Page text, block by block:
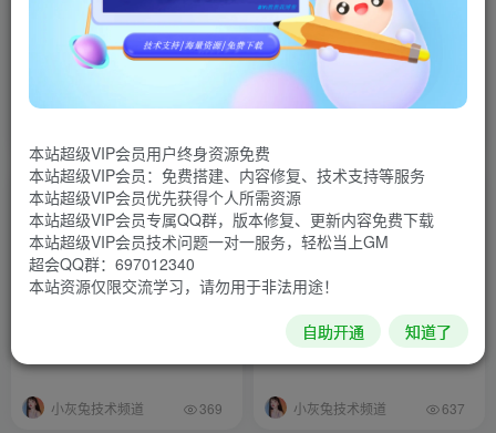
使命召唤6：现代战争2重制
版/Call Of Duty：Modern
Warfare 2 Campa
使命召唤7：黑色行动/Call of
Duty: Black Ops
小灰兔技术频道 369
使命召唤9：黑色行动2/Call
of Duty: Black Ops II
小灰兔技术频道 637
本站超级VIP会员用户终身资源免费
本站超级VIP会员：免费搭建、内容修复、技术支持等服务
本站超级VIP会员优先获得个人所需资源
本站超级VIP会员专属QQ群，版本修复、更新内容免费下载
本站超级VIP会员技术问题一对一服务，轻松当上GM
超会QQ群：697012340
本站资源仅限交流学习，请勿用于非法用途！
自助开通 知道了